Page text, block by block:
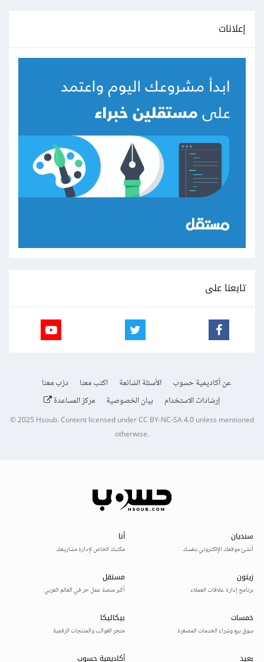
إعلانات
تابعنا على
عن أكاديمية حسوب الأسئلة الشائعة اكتب معنا
درّب معنا
إرشادات الاستخدام
بيان الخصوصية مركز المساعدة
© 2025Hsoub.Content licensed underCC BY-NC-SA 4.0unless mentioned
otherwise.